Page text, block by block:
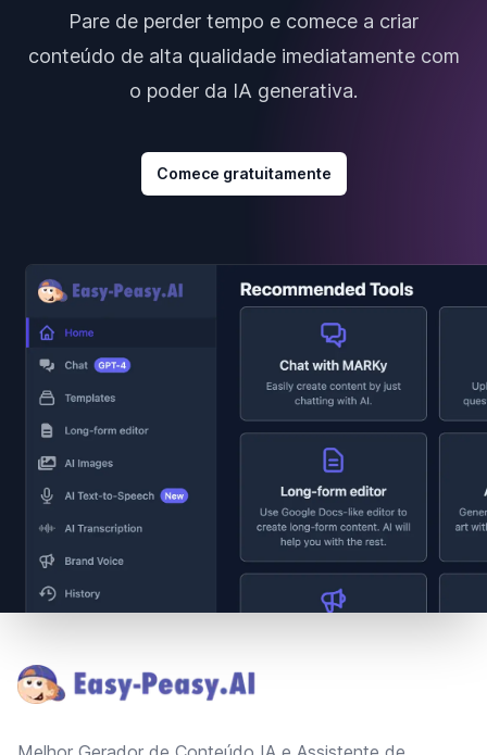
Pare de perder tempo e comece a criar
conteúdo de alta qualidade imediatamente com
o poder da IA generativa.
Comece gratuitamente